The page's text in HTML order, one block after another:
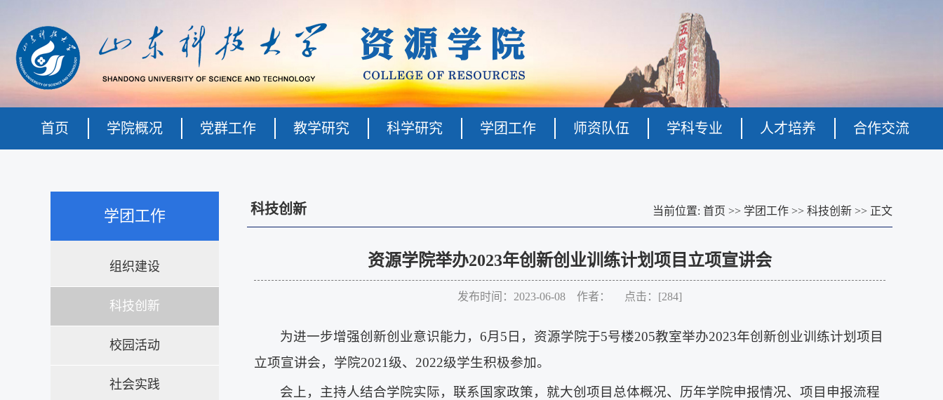
首页 学院概况 党群工作 教学研究 科学研究 学团工作 师资队伍 学科专业 人才培养 合作交流
学团工作
组织建设
科技创新
校园活动
社会实践
科技创新 当前位置: 首页 >> 学团工作 >> 科技创新 >> 正文
资源学院举办2023年创新创业训练计划项目立项宣讲会
发布时间：2023-06-08 作者： 点击：[284]
为进一步增强创新创业意识能力，6月5日，资源学院于5号楼205教室举办2023年创新创业训练计划项目
立项宣讲会，学院2021级、2022级学生积极参加。
会上，主持人结合学院实际，联系国家政策，就大创项目总体概况、历年学院申报情况、项目申报流程